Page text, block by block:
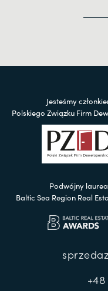
Jesteśmy
Polskiego Związku Firm
Podwójny
Baltic Sea Region Real